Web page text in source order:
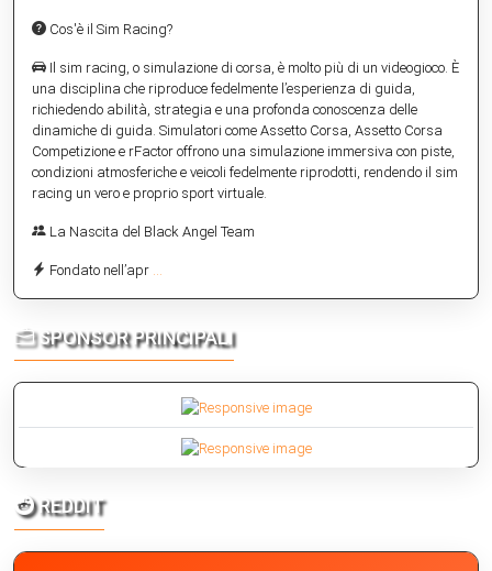
Cos'è il Sim Racing?
Il sim racing, o simulazione di corsa, è molto più di un videogioco. È
una disciplina che riproduce fedelmente l’esperienza di guida,
richiedendo abilità, strategia e una profonda conoscenza delle
dinamiche di guida. Simulatori come Assetto Corsa, Assetto Corsa
Competizione e rFactor offrono una simulazione immersiva con piste,
condizioni atmosferiche e veicoli fedelmente riprodotti, rendendo il sim
racing un vero e proprio sport virtuale.
La Nascita del Black Angel Team
Fondato nell’apr
SPONSOR PRINCIPALI
REDDIT